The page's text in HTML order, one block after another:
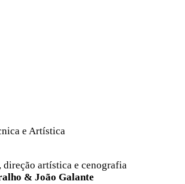
e Artística
direção artística e cenografia
& João Galante